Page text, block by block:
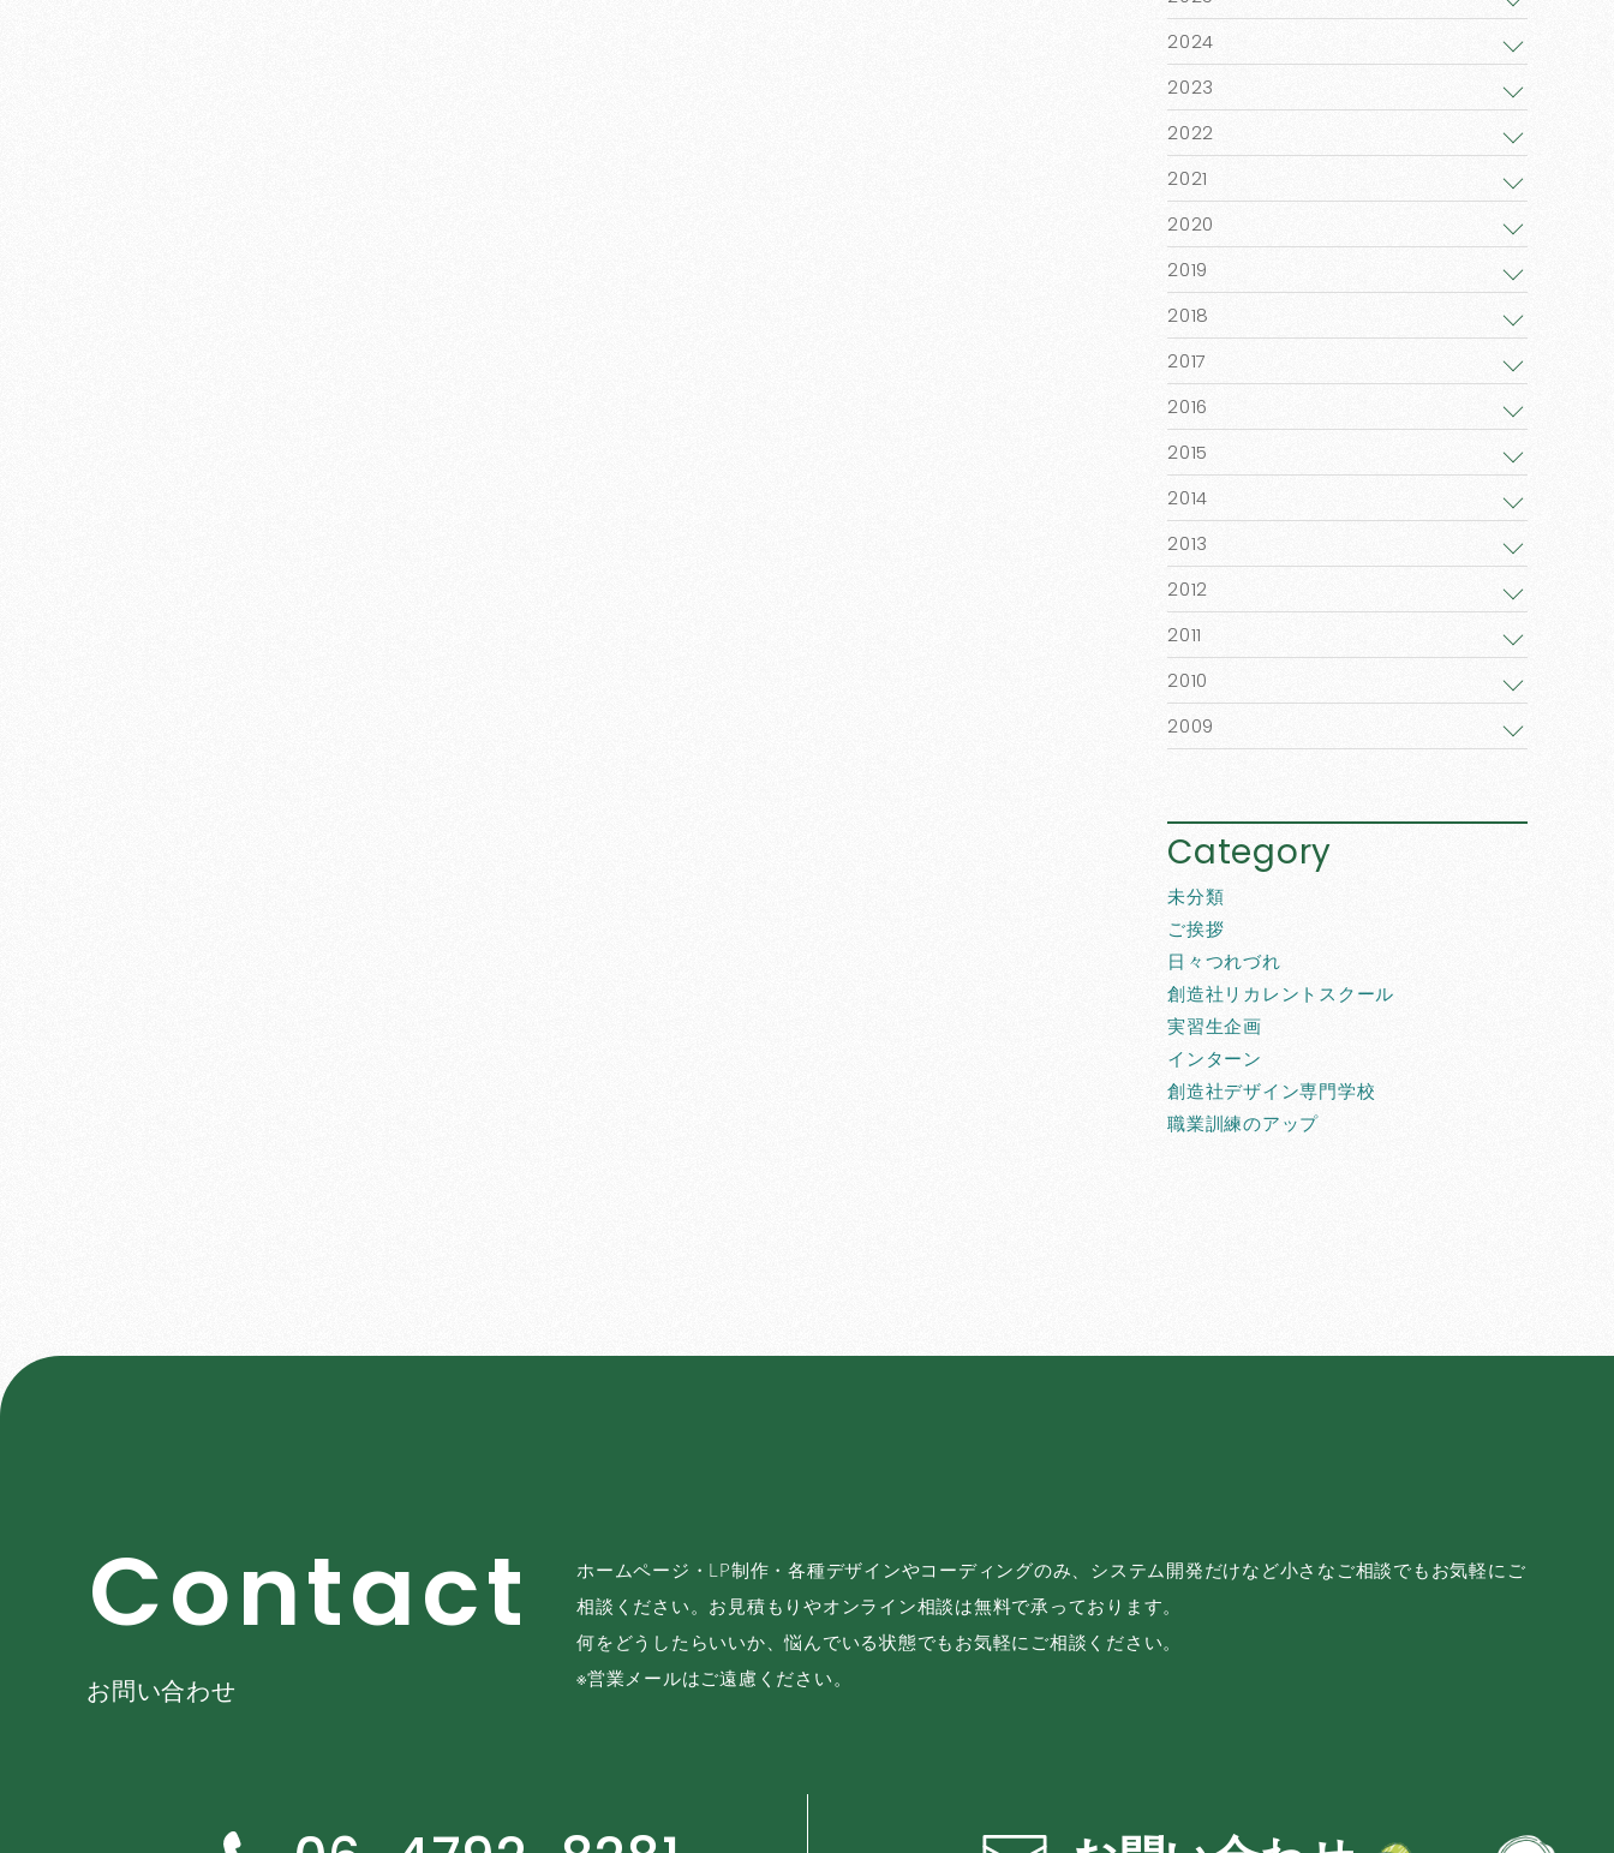
2024
2023
2022
2021
2020
2019
2018
2017
2016
2015
2014
2013
2012
2011
2010
2009
Category
未分類
ご挨拶
日々つれづれ
創造社リカレントスクール
実習生企画
インターン
創造社デザイン専門学校
職業訓練のアップ
Contact
お問い合わせ
ホームページ・LP制作・各種デザインやコーディングのみ、システム開発だけなど小さなご相談でもお気軽にご
相談ください。お見積もりやオンライン相談は無料で承っております。
何をどうしたらいいか、悩んでいる状態でもお気軽にご相談ください。
※営業メールはご遠慮ください。